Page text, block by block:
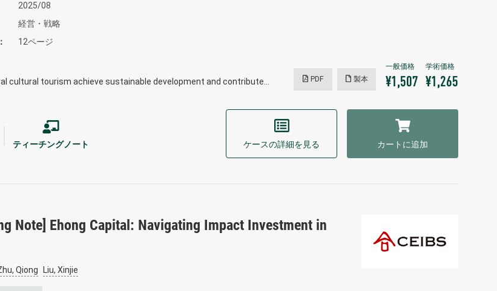
2025/08
経営・戦略
12ページ
cultural tourism achieve sustainable development and contribute… PDF 製本 ¥1,507 ¥1,265
ティーチングノート ケースの詳細を見る カートに追加
Note] Ehong Capital: Navigating Impact Investment in
Qiong Liu, Xinjie